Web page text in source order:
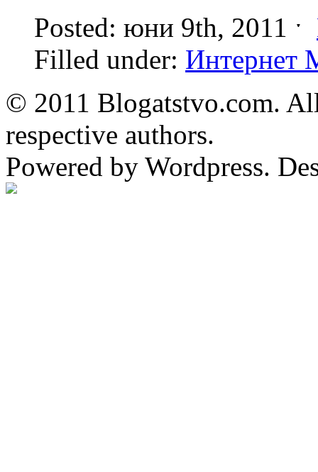
Posted: юни 9th, 2011 ˑ
Filled under: Интернет
© 2011 Blogatstvo.com.
respective authors.
Powered by Wordpress.